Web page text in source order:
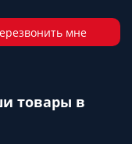
мне
товары в